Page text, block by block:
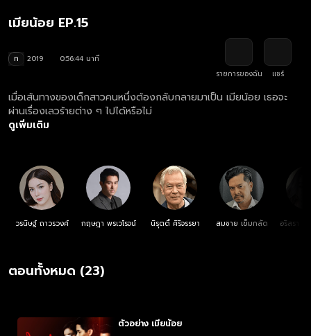
เมียน้อย EP.15
ท 2019
0:56:44 นาที
รายการของฉัน
แชร์
เมื่อเส้นทางของเด็กสาวคนหนึ่งต้องกลับกลายมาเป็น เมียน้อย เธอจะ
ผ่านเรื่องเลวร้ายต่าง ๆ ไปได้หรือไม่
ดูเพิ่มเติม
วรนิษฐ์ ถาวรวงศ์ กฤษฎา พรเวโรจน์ นิรุตติ์ ศิริจรรยา สมชาย เข็มกลัด อริสรา ท
ตอนทั้งหมด (23)
ตัวอย่าง เมียน้อย